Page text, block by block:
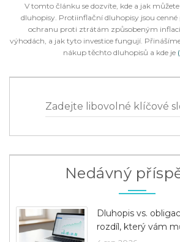
V tomto článku se dozvíte, kde a jak
dluhopisy. Protiinflační dluhopisy jsou
ochranu proti ztrátám způsobeným
výhodách, a jak tyto investice fungují.
nákup těchto dluhopisů a kde je
Zadejte libovolné klíčové
Nedávný
Dluhopis vs.
rozdíl, který vám